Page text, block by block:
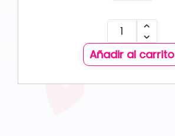
Añadir al carrito